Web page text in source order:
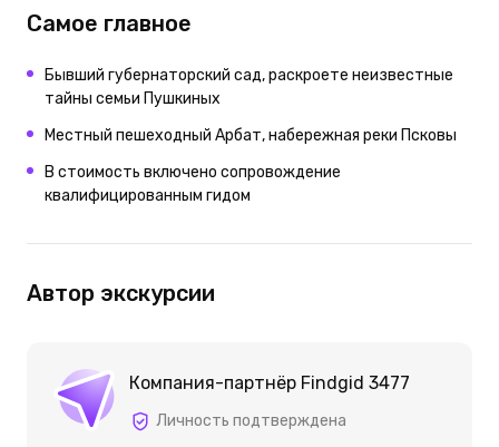
Самое главное
Бывший губернаторский сад, раскроете неизвестные
тайны семьи Пушкиных
Местный пешеходный Арбат, набережная реки Псковы
В стоимость включено сопровождение
квалифицированным гидом
Автор экскурсии
Компания-партнёр Findgid 3477
Личность подтверждена